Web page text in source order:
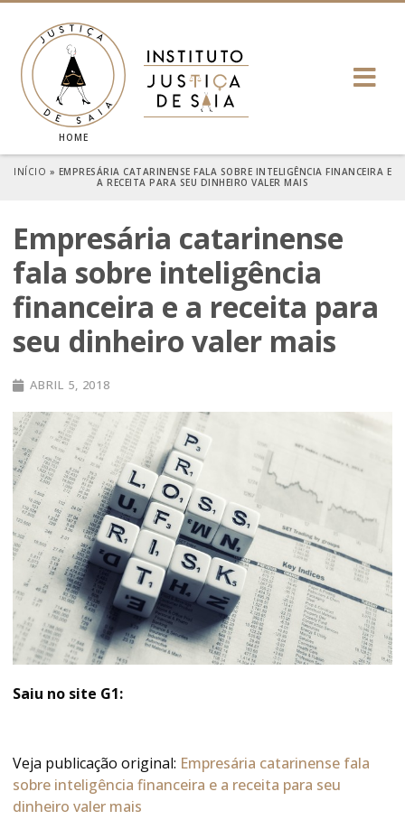
HOME
INÍCIO » EMPRESÁRIA CATARINENSE FALA SOBRE INTELIGÊNCIA FINANCEIRA E
A RECEITA PARA SEU DINHEIRO VALER MAIS
Empresária catarinense
fala sobre inteligência
financeira e a receita para
seu dinheiro valer mais
ABRIL 5, 2018
Saiu no site G1:
Veja publicação original: Empresária catarinense fala
sobre inteligência financeira e a receita para seu
dinheiro valer mais